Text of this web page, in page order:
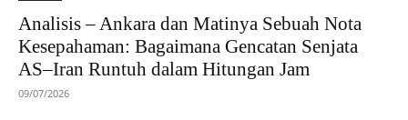
Analisis – Ankara dan Matinya Sebuah Nota
Kesepahaman: Bagaimana Gencatan Senjata
AS–Iran Runtuh dalam Hitungan Jam
09/07/2026